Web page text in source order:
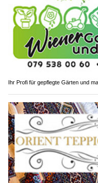
Ihr Profi für gepflegte Gärten und